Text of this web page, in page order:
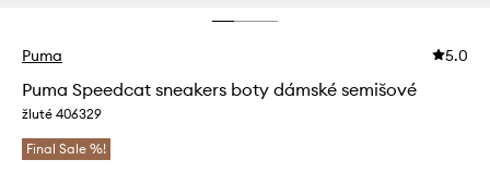
Puma 5.0
Puma Speedcat sneakers boty dámské semišové
žluté 406329
Final Sale %!